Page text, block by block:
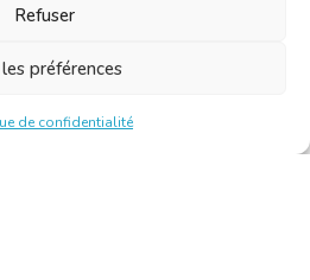
Refuser
préférences
de confidentialité